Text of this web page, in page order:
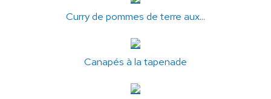
Curry de pommes de terre aux...
Canapés à la tapenade